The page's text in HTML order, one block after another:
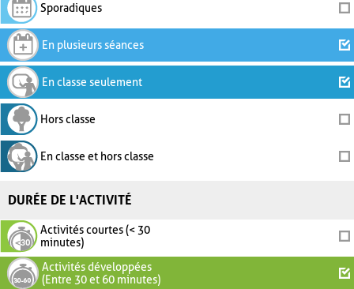
Sporadiques
En plusieurs séances
En classe seulement
Hors classe
En classe et hors classe
DURÉE DE L'ACTIVITÉ
Activités courtes (< 30
minutes)
Activités développées
(Entre 30 et 60 minutes)